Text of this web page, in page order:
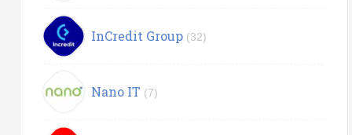
InCredit Group (32)
Nano IT (7)